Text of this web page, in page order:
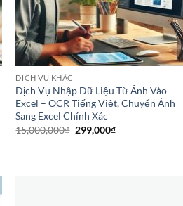
DỊCH VỤ KHÁC
Dịch Vụ Nhập Dữ Liệu Từ Ảnh Vào
Excel – OCR Tiếng Việt, Chuyển Ảnh
Sang Excel Chính Xác
15,000,000₫ Giá
299,000₫Giá